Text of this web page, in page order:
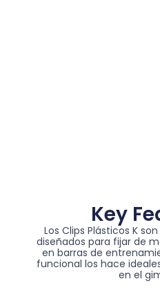
Key
Los Clips Plásticos K
diseñados para fijar de
en barras de
funcional los hace
en el